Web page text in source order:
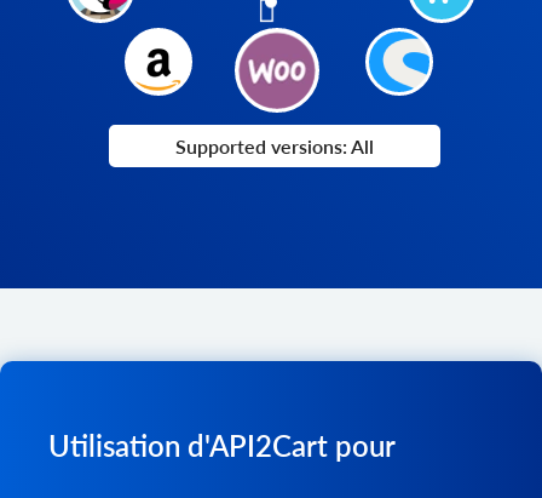
Supported versions: All
Utilisation d'API2Cart pour